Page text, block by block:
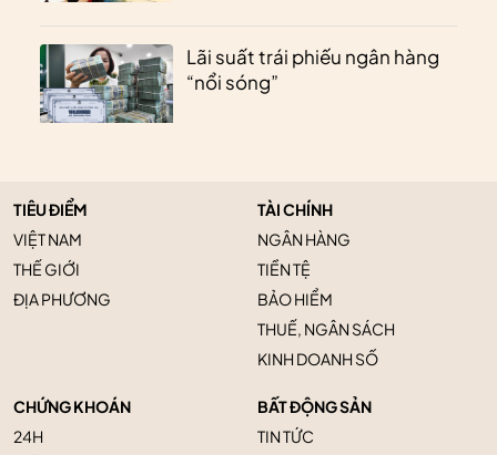
Lãi suất trái phiếu ngân hàng
“nổi sóng”
TIÊU ĐIỂM
VIỆT NAM
THẾ GIỚI
ĐỊA PHƯƠNG
TÀI CHÍNH
NGÂN HÀNG
TIỀN TỆ
BẢO HIỂM
THUẾ, NGÂN SÁCH
KINH DOANH SỐ
CHỨNG KHOÁN
24H
BẤT ĐỘNG SẢN
TIN TỨC